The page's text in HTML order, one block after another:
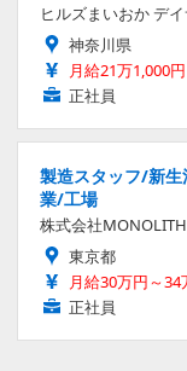
ヒルズまいおか デ
神奈川県
月給21万1,000
正社員
製造スタッフ/新
業/工場
株式会社MONOLITH
東京都
月給30万円～34
正社員